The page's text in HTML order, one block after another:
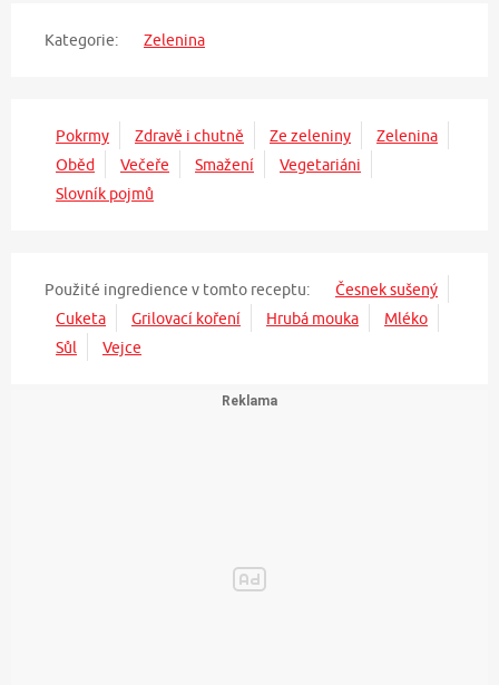
Kategorie: Zelenina
Pokrmy Zdravě i chutně Ze zeleniny
Zelenina
Oběd
Večeře Smažení
Vegetariáni
Slovník pojmů
Použité ingredience v tomto receptu:
Česnek sušený
Cuketa
Grilovací koření Hrubá mouka
Mléko
Sůl
Vejce